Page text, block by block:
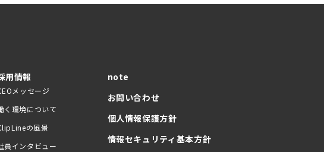
用情報
メッセージ
く環境について
の風景
員インタビュー
note
お問い合わせ
個人情報保護方針
情報セキュリティ基本方針